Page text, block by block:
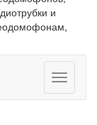
и
Toggle